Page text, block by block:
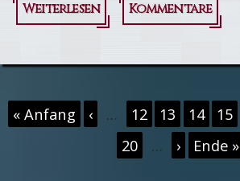
Weiterlesen
über
Creed Unity
Screenshots
online
Kommentare
Seiten
« Anfang ‹ … 12 13 14 15
20
… › Ende »